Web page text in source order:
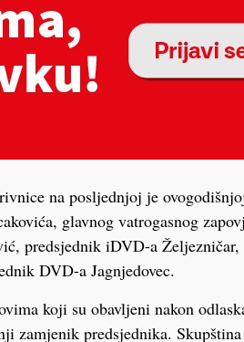
na posljednjoj je
glavnog vatrogasnog
predsjednik iDVD-a
DVD-a Jagnjedovec.
koji su obavljeni nakon
zamjenik predsjednika.